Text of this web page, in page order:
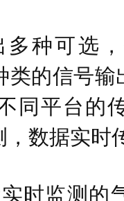
多种可选
类的信号
同平台的
数据实时
时监测的